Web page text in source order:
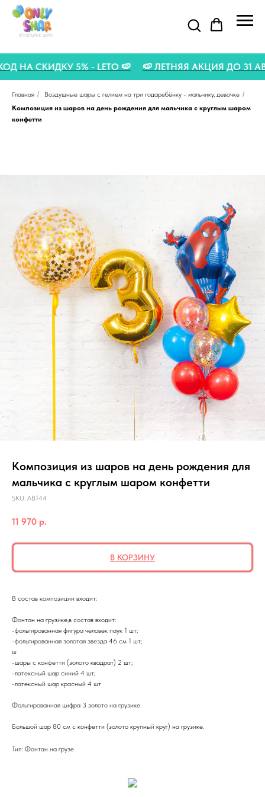
НА СКИДКУ 5% - LETO 🍉 🍉 ЛЕТНЯЯ АКЦИЯ ДО
Главная / Воздушные шары с гелием на три года ребёнку - мальчику, девочке /
Композиция из шаров на день рождения для мальчика с круглым шаром
конфетти
Композиция из шаров на день рождения для
мальчика с круглым шаром конфетти
SKU: АВ144
11 970 р.
В КОРЗИНУ
В состав композиции входит:
Фонтан на грузике,в состав входит:
-фольгированная фигура человек паук 1 шт;
-фольгированная золотая звезда 46 см 1 шт;
ш
-шары с конфетти (золото квадрат) 2 шт;
-латексный шар синий 4 шт;
-латексный шар красный 4 шт
Фольгированная цифра 3 золото на грузике
Большой шар 80 см с конфетти (золото крупный круг) на грузике.
Тип: Фонтан на грузе